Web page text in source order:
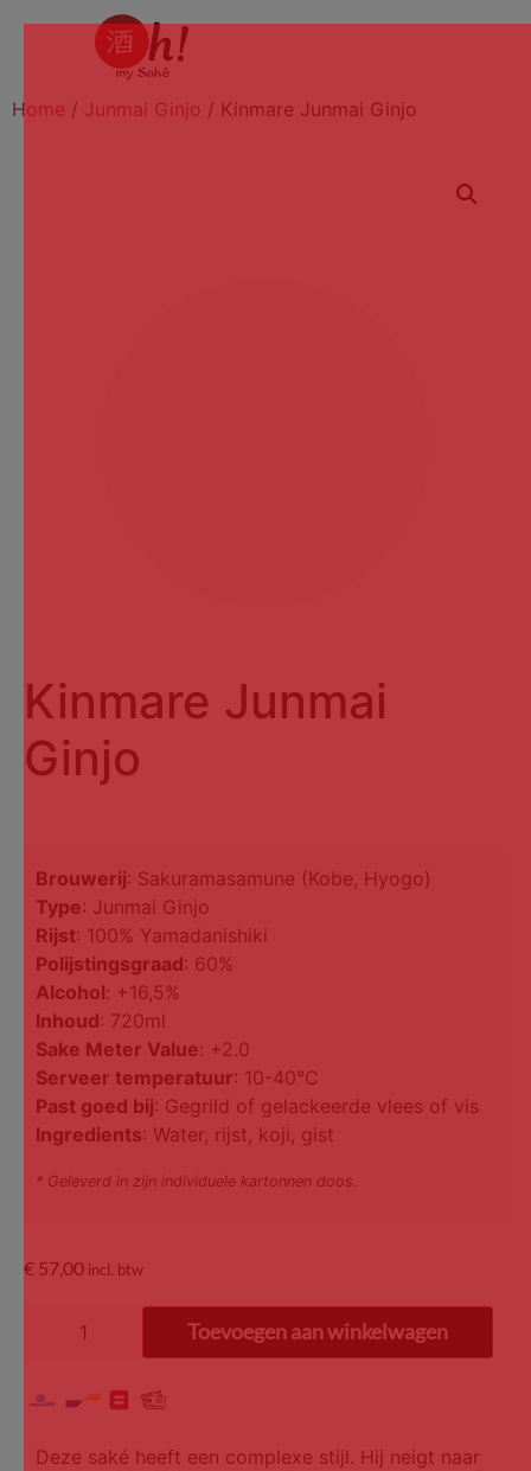
Home / Junmai Ginjo / Kinmare Junmai Ginjo
Kinmare Junmai
Ginjo
Brouwerij: Sakuramasamune (Kobe, Hyogo)
Type: Junmai Ginjo
Rijst: 100% Yamadanishiki
Polijstingsgraad: 60%
Alcohol: +16,5%
Inhoud: 720ml
Sake Meter Value: +2.0
Serveer temperatuur: 10-40°C
Past goed bij: Gegrild of gelackeerde vlees of vis
Ingredients: Water, rijst, koji, gist
* Geleverd in zijn individuele kartonnen doos.
€ 57,00 incl. btw
Toevoegen aan winkelwagen
Deze saké heeft een complexe stijl. Hij neigt naar